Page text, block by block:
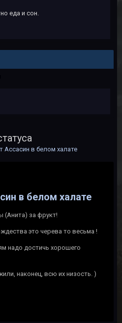
еда и сон.
Ассасин в белом халате
в белом халате
(Анита) за фрукт!
это черева то весьма !
надо достичь хорошего
наконец, всю их низость. )